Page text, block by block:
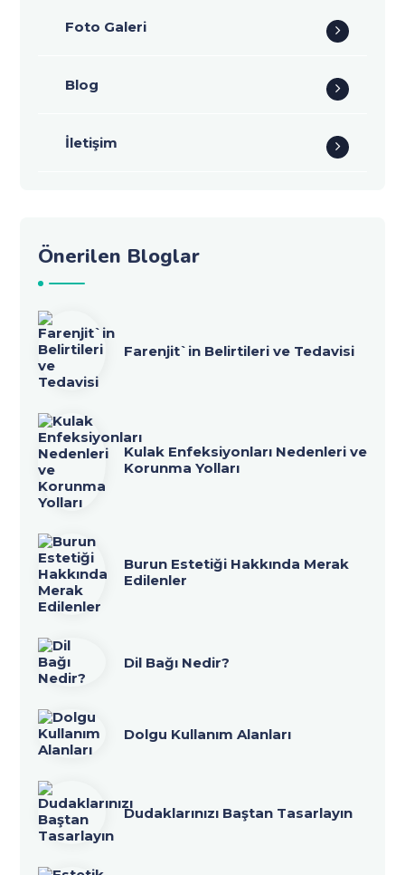
Foto Galeri
Blog
İletişim
Önerilen Bloglar
Farenjit`in Belirtileri ve Tedavisi
Kulak Enfeksiyonları Nedenleri ve
Korunma Yolları
Burun Estetiği Hakkında Merak
Edilenler
Dil Bağı Nedir?
Dolgu Kullanım Alanları
Dudaklarınızı Baştan Tasarlayın